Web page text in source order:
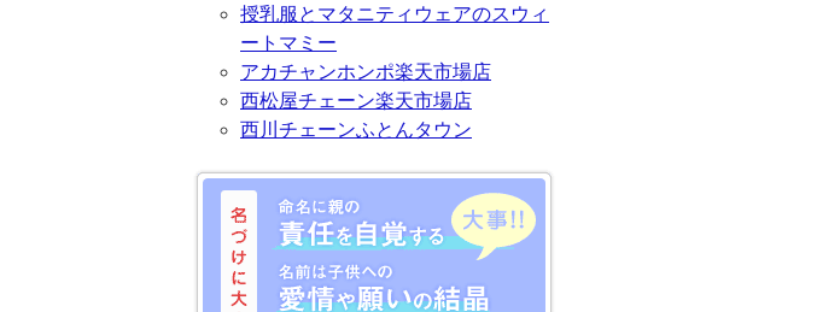
授乳服とマタニティウェアのスウィ
ートマミー
アカチャンホンポ楽天市場店
西松屋チェーン楽天市場店
西川チェーンふとんタウン